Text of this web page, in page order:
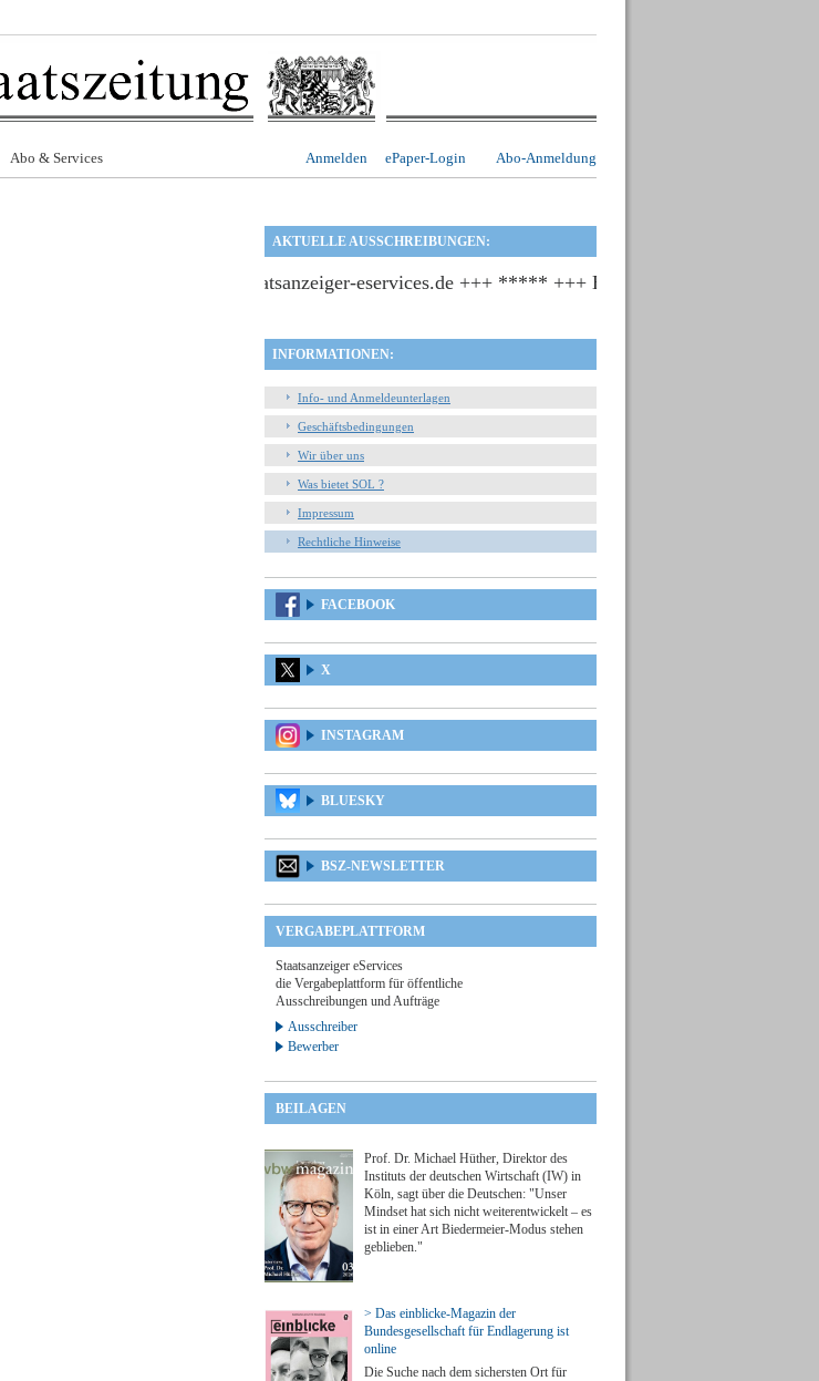
Abo-Anmeldung
ePaper-Login
Anmelden
Abo & Services
AKTUELLE AUSSCHREIBUNGEN:
unter www.staatsanzeiger-eservices.de +++ ***** +++ Bekanntmachungen -
INFORMATIONEN:
Info- und Anmeldeunterlagen
Geschäftsbedingungen
Wir über uns
Was bietet SOL ?
Impressum
Rechtliche Hinweise
FACEBOOK
X
INSTAGRAM
BLUESKY
BSZ-NEWSLETTER
VERGABEPLATTFORM
Staatsanzeiger eServices
die Vergabeplattform für öffentliche
Ausschreibungen und Aufträge
Ausschreiber
Bewerber
BEILAGEN
Prof. Dr. Michael Hüther, Direktor des
Instituts der deutschen Wirtschaft (IW) in
Köln, sagt über die Deutschen: "Unser
Mindset hat sich nicht weiterentwickelt – es
ist in einer Art Biedermeier-Modus stehen
geblieben."
> Das einblicke-Magazin der
Bundesgesellschaft für Endlagerung ist
online
Die Suche nach dem sichersten Ort für